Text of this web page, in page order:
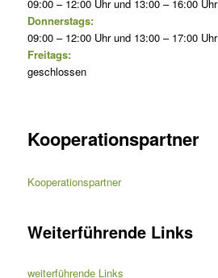
09:00 – 12:00 Uhr und 13:00 – 16:00 Uhr
Donnerstags:
09:00 – 12:00 Uhr und 13:00 – 17:00 Uhr
Freitags:
geschlossen
Kooperationspartner
Kooperationspartner
Weiterführende Links
weiterführende Links